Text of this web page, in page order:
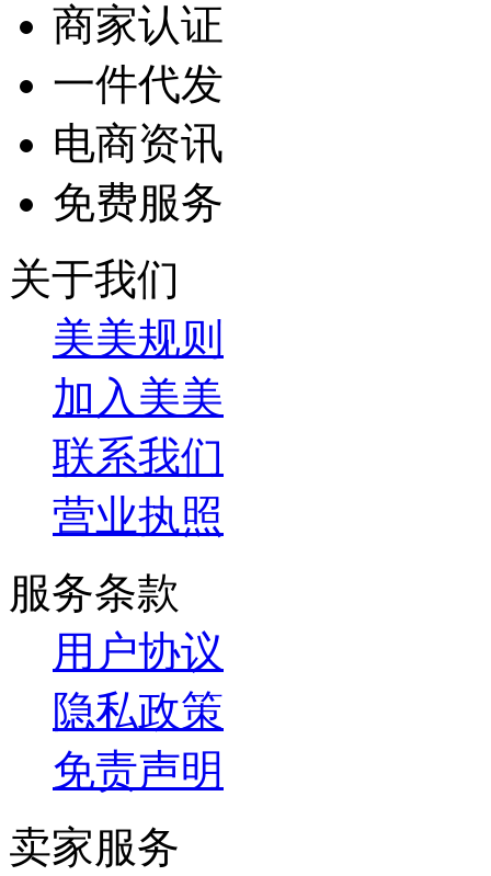
商家认证
一件代发
电商资讯
免费服务
关于我们
美美规则
加入美美
联系我们
营业执照
服务条款
用户协议
隐私政策
免责声明
卖家服务